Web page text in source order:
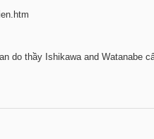
do thầy Ishikawa and Watanabe